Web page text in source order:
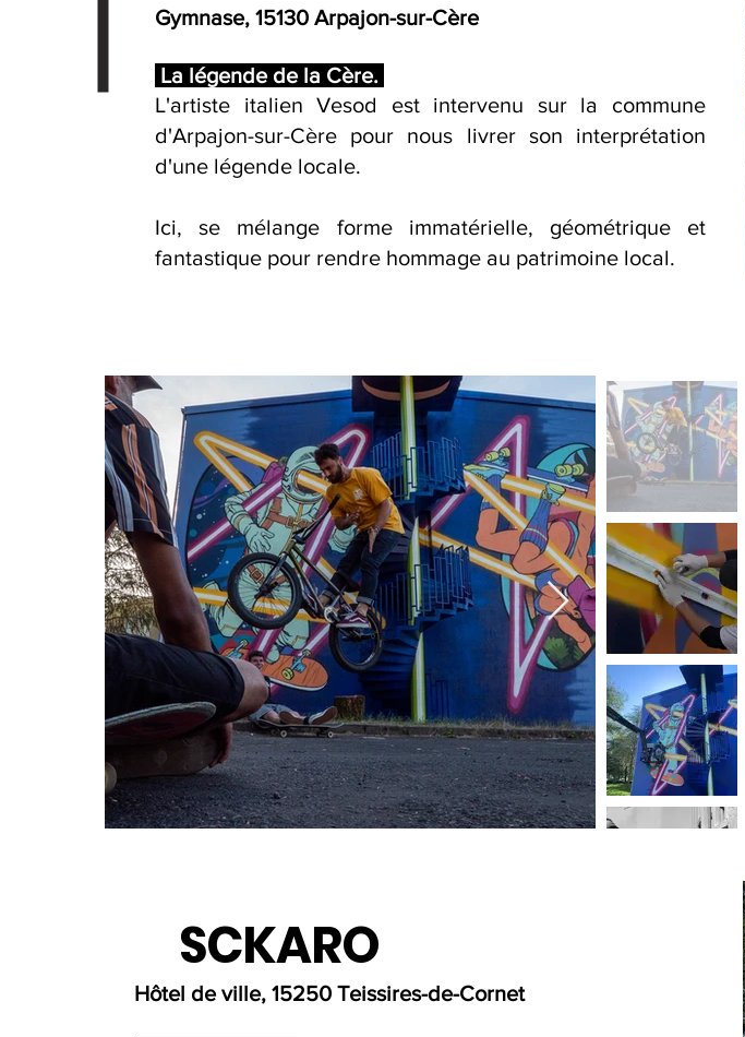
Gymnase, 15130 Arpajon-sur-Cère
La légende de la Cère.
L'artiste italien Vesod est intervenu sur la commune
d'Arpajon-sur-Cère pour nous livrer son interprétation
d'une légende locale.
Ici, se mélange forme immatérielle, géométrique et
fantastique pour rendre hommage au patrimoine local.
SCKARO
Hôtel de ville, 15250 Teissires-de-Cornet